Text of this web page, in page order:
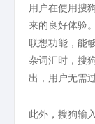
用户在使用搜
来的良好体验
联想功能，能
杂词汇时，搜
出，用户无需
此外，搜狗输